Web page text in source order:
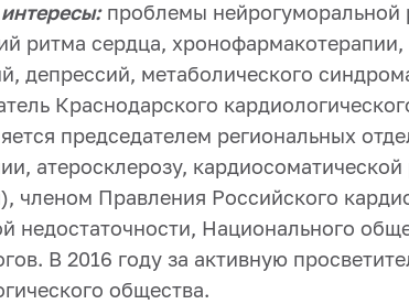
проблемы нейрогуморальной
ритма сердца,
депрессий, метаболического
Краснодарского
председателем региональных
атеросклерозу,
членом Правления Российского
недостаточности, Национального
В 2016 году за активную
общества.